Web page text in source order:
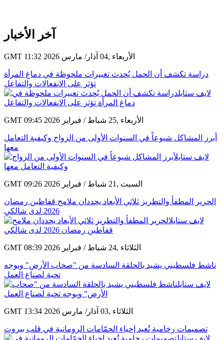
آخر الأخبار
GMT 11:32 2026 الأربعاء ,04 آذار/ مارس
دراسة تكشف أن الحمل يُحدث تغييرات ملحوظة في دماغ المرأة
تؤثر على الانفعالات والتفاعل
GMT 09:45 2026 الأربعاء ,25 شباط / فبراير
أبرز المشاكل شيوعاً في السنوات الأولى من الزواج وكيفية التعامل
معها
GMT 09:26 2026 السبت ,21 شباط / فبراير
الحرير المطفأ والتطريز ثلاثي الأبعاد يحددان ملامح قفاطين رمضان
2026 لدى شالكي
GMT 08:39 2026 الثلاثاء ,24 شباط / فبراير
ناشط فلسطيني يشيد بالحلقة السادسة من "صحاب الأرض" ويوجه
تحية لصناع العمل
GMT 13:34 2026 الثلاثاء ,03 آذار/ مارس
تصميمات رخامية تُعيد إحياء الحمّامات الرومانية في قلب بيروت